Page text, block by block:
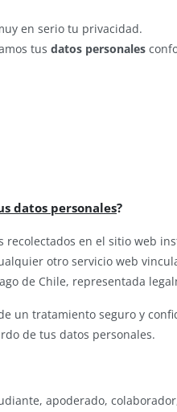
en serio tu privacidad.
tus datos personales
datos personales?
recolectados en el sitio web
otro servicio web
de Chile, representada
un tratamiento seguro y
de tus datos personales.
apoderado,